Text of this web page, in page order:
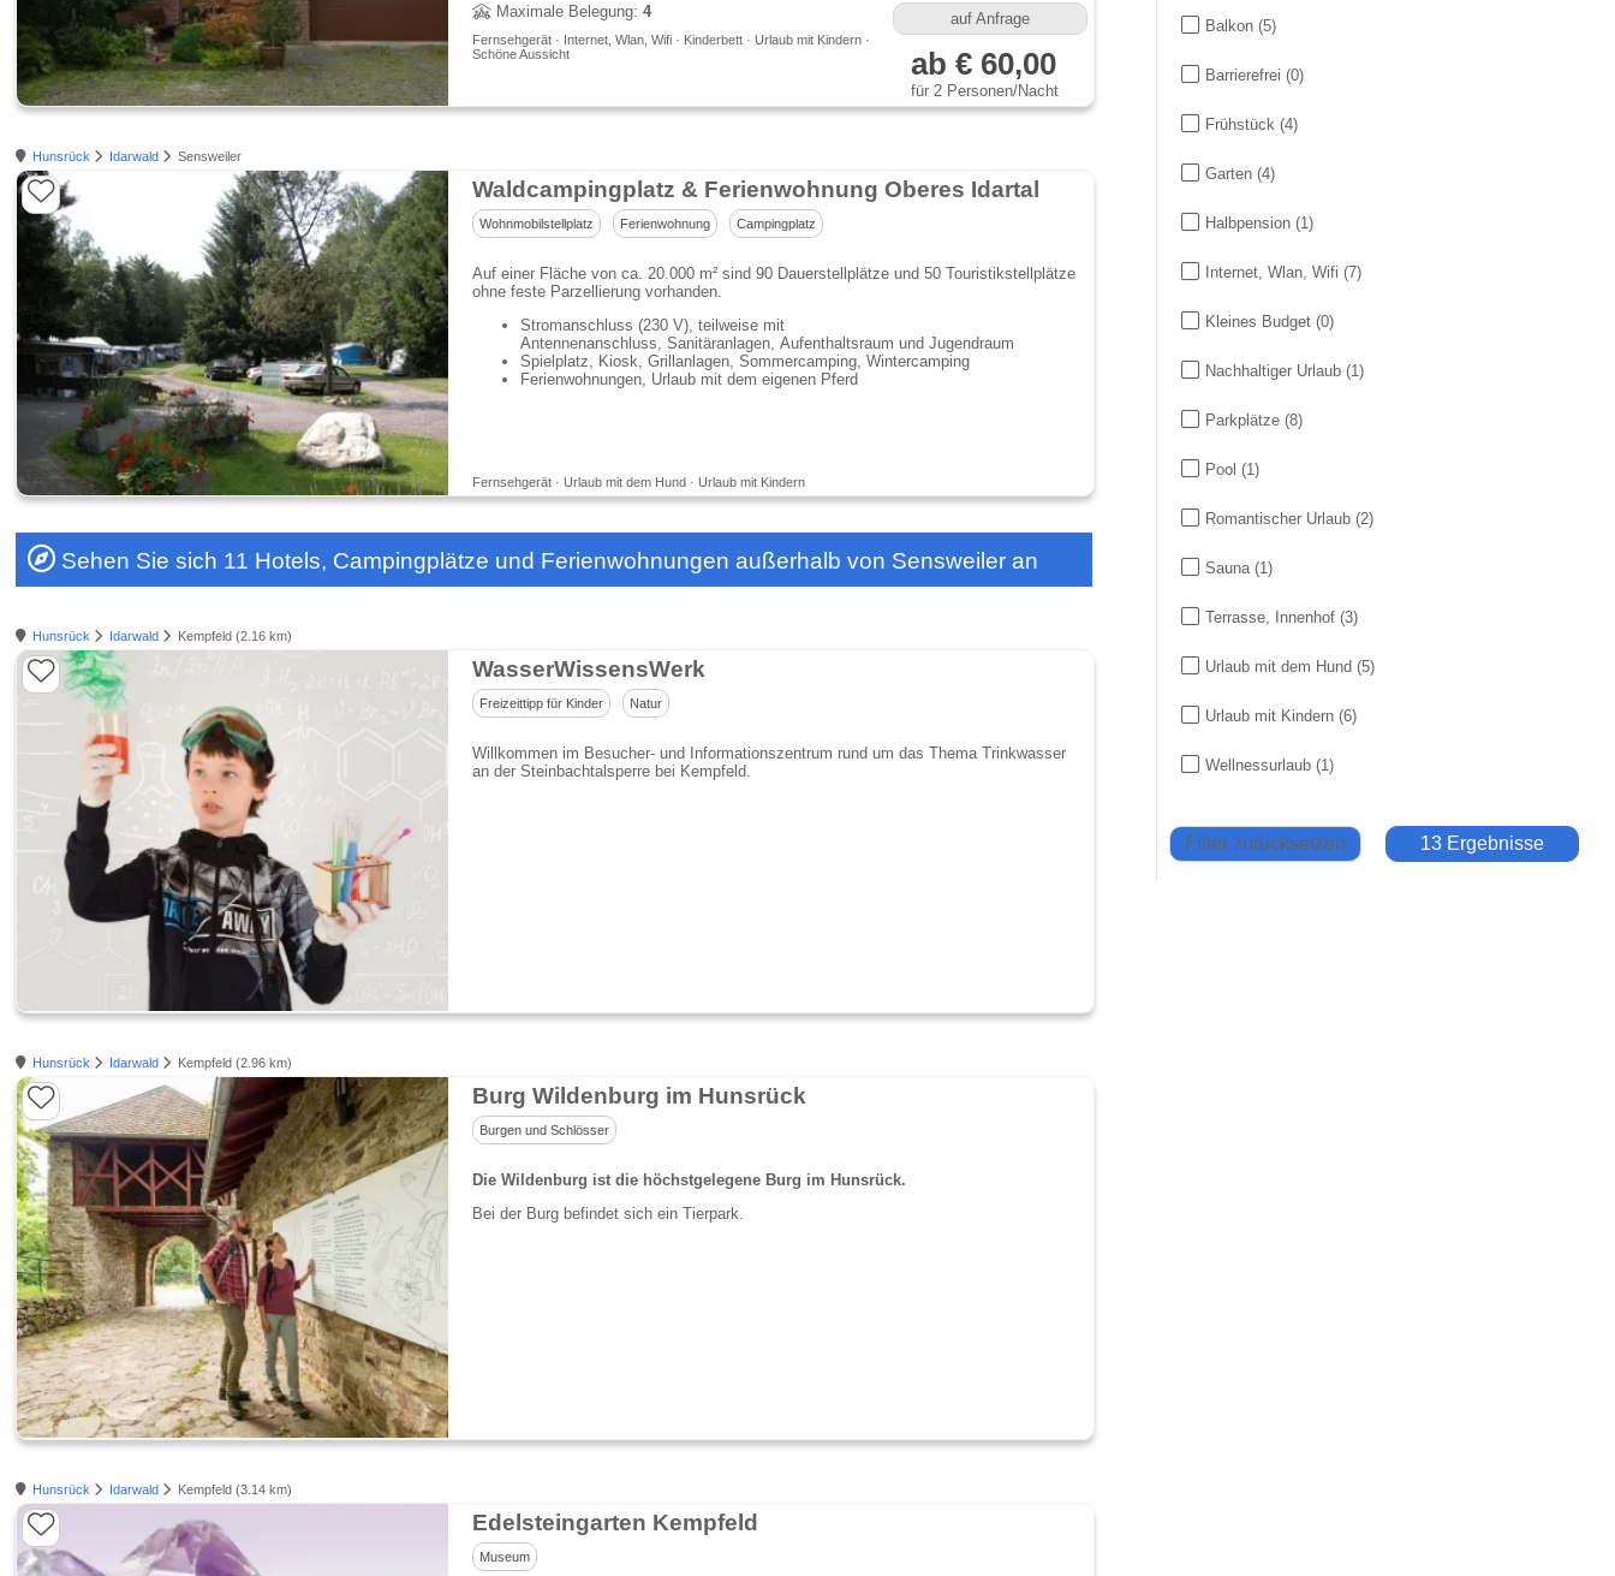
Maximale Belegung: 4
Fernsehgerät · Internet, Wlan, Wifi · Kinderbett · Urlaub mit Kindern ·
Schöne Aussicht
auf Anfrage
ab € 60,00
für 2 Personen/Nacht
Hunsrück Idarwald Sensweiler
Waldcampingplatz & Ferienwohnung Oberes Idartal
Wohnmobilstellplatz Ferienwohnung Campingplatz
Auf einer Fläche von ca. 20.000 m² sind 90 Dauerstellplätze und 50 Touristikstellplätze
ohne feste Parzellierung vorhanden.
Stromanschluss (230 V), teilweise mit
Antennenanschluss, Sanitäranlagen, Aufenthaltsraum und Jugendraum
Spielplatz, Kiosk, Grillanlagen, Sommercamping, Wintercamping
Ferienwohnungen, Urlaub mit dem eigenen Pferd
Fernsehgerät · Urlaub mit dem Hund · Urlaub mit Kindern
Sehen Sie sich 11 Hotels, Campingplätze und Ferienwohnungen außerhalb von Sensweiler an
Hunsrück Idarwald Kempfeld (2.16 km)
WasserWissensWerk
Freizeittipp für Kinder Natur
Willkommen im Besucher- und Informationszentrum rund um das Thema Trinkwasser
an der Steinbachtalsperre bei Kempfeld.
Hunsrück Idarwald Kempfeld (2.96 km)
Burg Wildenburg im Hunsrück
Burgen und Schlösser
Die Wildenburg ist die höchstgelegene Burg im Hunsrück.
Bei der Burg befindet sich ein Tierpark.
Hunsrück Idarwald Kempfeld (3.14 km)
Edelsteingarten Kempfeld
Museum
Balkon (5)
Barrierefrei (0)
Frühstück (4)
Garten (4)
Halbpension (1)
Internet, Wlan, Wifi (7)
Kleines Budget (0)
Nachhaltiger Urlaub (1)
Parkplätze (8)
Pool (1)
Romantischer Urlaub (2)
Sauna (1)
Terrasse, Innenhof (3)
Urlaub mit dem Hund (5)
Urlaub mit Kindern (6)
Wellnessurlaub (1)
Filter zurücksetzen 13 Ergebnisse